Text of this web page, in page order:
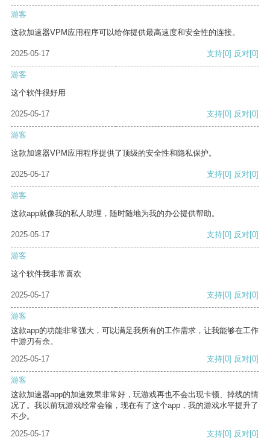
游客
这款加速器VPM应用程序可以给你提供最高速度和安全性的连接。
2025-05-17 支持[0] 反对[0]
游客
这个软件很好用
2025-05-17 支持[0] 反对[0]
游客
这款加速器VPM应用程序提供了顶级的安全性和隐私保护。
2025-05-17 支持[0] 反对[0]
游客
这款app就像我的私人助理，随时随地为我的办公提供帮助。
2025-05-17 支持[0] 反对[0]
游客
这个软件我非常喜欢
2025-05-17 支持[0] 反对[0]
游客
这款app的功能非常强大，可以满足我所有的工作需求，让我能够在工作
中游刃有余。
2025-05-17
支持[0] 反对[0]
游客
这款加速器app的加速效果非常好，玩游戏再也不会出现卡顿、掉线的情
况了。我以前玩游戏经常会输，现在有了这个app，我的游戏水平提升了
不少。
2025-05-17
支持[0] 反对[0]